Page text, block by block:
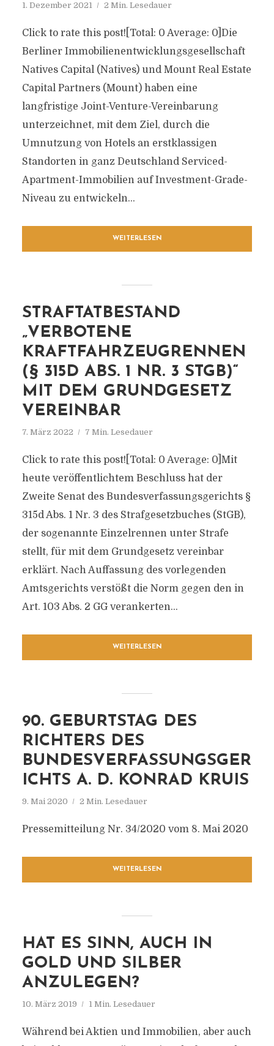
1. Dezember 2021 2 Min. Lesedauer
Click to rate this post![Total: 0 Average: 0]Die
Berliner Immobilienentwicklungsgesellschaft
Natives Capital (Natives) und Mount Real Estate
Capital Partners (Mount) haben eine
langfristige Joint-Venture-Vereinbarung
unterzeichnet, mit dem Ziel, durch die
Umnutzung von Hotels an erstklassigen
Standorten in ganz Deutschland Serviced-
Apartment-Immobilien auf Investment-Grade-
Niveau zu entwickeln...
WEITERLESEN
STRAFTATBESTAND
„VERBOTENE
KRAFTFAHRZEUGRENNEN
(§ 315D ABS. 1 NR. 3 STGB)“
MIT DEM GRUNDGESETZ
VEREINBAR
7. März 2022 7 Min. Lesedauer
Click to rate this post![Total: 0 Average: 0]Mit
heute veröffentlichtem Beschluss hat der
Zweite Senat des Bundesverfassungsgerichts §
315d Abs. 1 Nr. 3 des Strafgesetzbuches (StGB),
der sogenannte Einzelrennen unter Strafe
stellt, für mit dem Grundgesetz vereinbar
erklärt. Nach Auffassung des vorlegenden
Amtsgerichts verstößt die Norm gegen den in
Art. 103 Abs. 2 GG verankerten...
WEITERLESEN
90. GEBURTSTAG DES
RICHTERS DES
BUNDESVERFASSUNGSGER
ICHTS A. D. KONRAD KRUIS
9. Mai 2020 2 Min. Lesedauer
Pressemitteilung Nr. 34/2020 vom 8. Mai 2020
WEITERLESEN
HAT ES SINN, AUCH IN
GOLD UND SILBER
ANZULEGEN?
10. März 2019 1 Min. Lesedauer
Während bei Aktien und Immobilien, aber auch